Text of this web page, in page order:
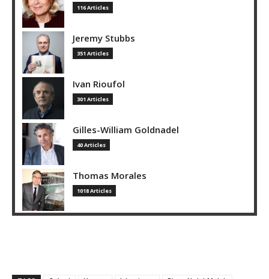
116 Articles
Jeremy Stubbs
351 Articles
Ivan Rioufol
301 Articles
Gilles-William Goldnadel
40 Articles
Thomas Morales
1018 Articles